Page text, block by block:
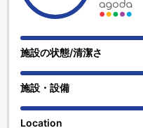
施設の状態/清潔さ
施設・設備
Location